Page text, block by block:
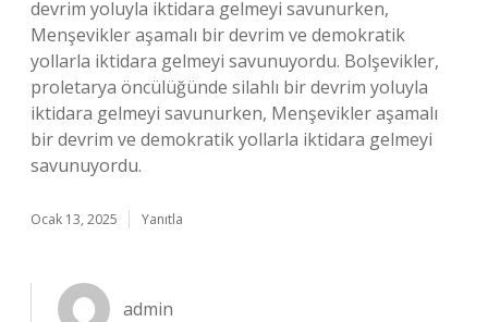
devrim yoluyla iktidara gelmeyi savunurken,
Menşevikler aşamalı bir devrim ve demokratik
yollarla iktidara gelmeyi savunuyordu. Bolşevikler,
proletarya öncülüğünde silahlı bir devrim yoluyla
iktidara gelmeyi savunurken, Menşevikler aşamalı
bir devrim ve demokratik yollarla iktidara gelmeyi
savunuyordu.
Ocak 13, 2025 Yanıtla
admin